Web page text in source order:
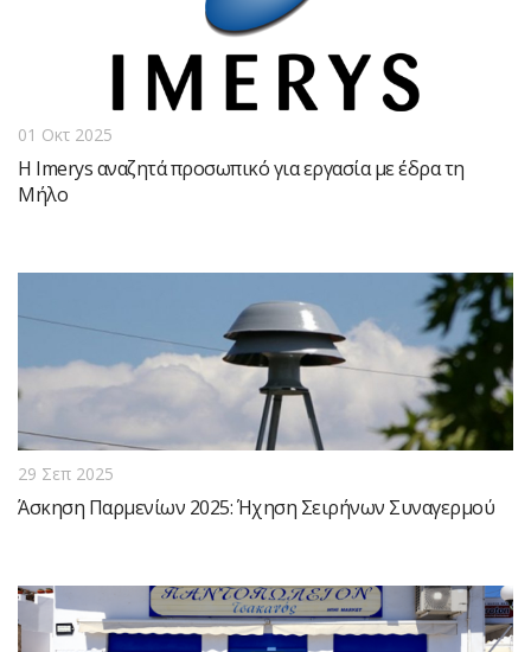
01 Οκτ 2025
Η Imerys αναζητά προσωπικό για εργασία με έδρα τη
Μήλο
29 Σεπ 2025
Άσκηση Παρμενίων 2025: Ήχηση Σειρήνων Συναγερμού